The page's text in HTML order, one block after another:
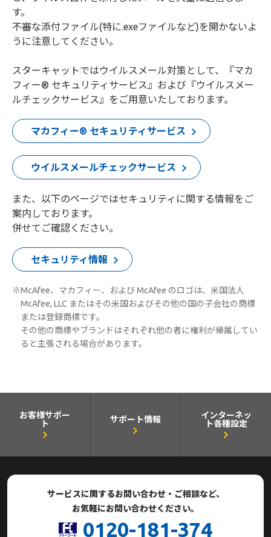
す。
不審な添付ファイル(特に.exeファイルなど)を開かないよ
うに注意してください。
スターキャットではウイルスメール対策として、『マカ
フィー® セキュリティサービス』および『ウイルスメー
ルチェックサービス』をご用意いたしております。
マカフィー® セキュリティサービス
ウイルスメールチェックサービス
また、以下のページではセキュリティに関する情報をご
案内しております。
併せてご確認ください。
セキュリティ情報
※McAfee、マカフィー、および McAfee のロゴは、米国法人
McAfee, LLC またはその米国およびその他の国の子会社の商標
または登録商標です。
その他の商標やブランドはそれぞれ他の者に権利が帰属してい
ると主張される場合があります。
お客様サポー
ト
サポート情報
インターネッ
ト各種設定
サービスに関するお問い合わせ・ご相談など、
お気軽にお問い合わせください。
0120-181-374